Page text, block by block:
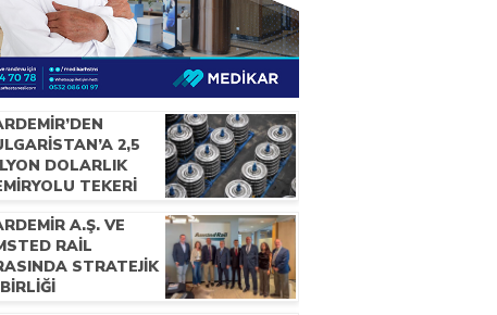
2,5
DOLARLIK
TEKERİ
A.Ş. VE
RAİL
STRATEJİK